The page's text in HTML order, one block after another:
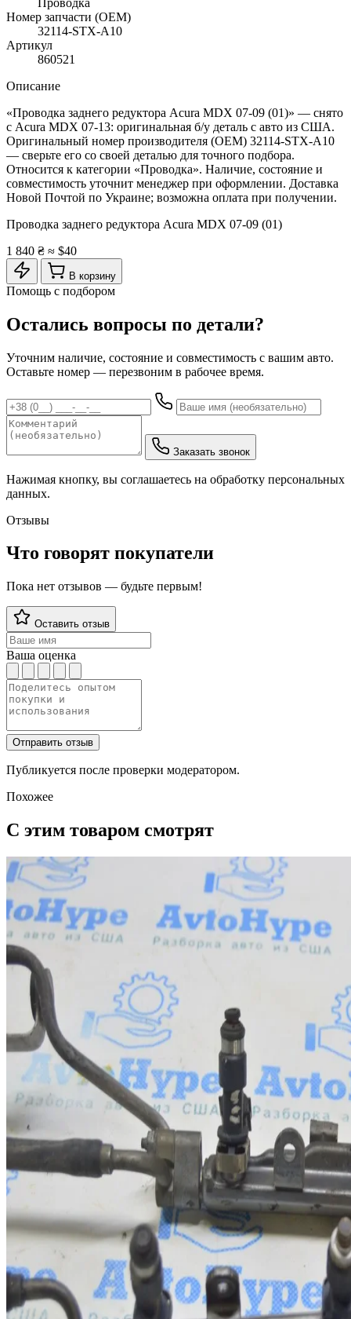
Номер запчасти (OEM)
32114-STX-A10
Артикул
860521
Описание
«Проводка заднего редуктора Acura MDX 07-09 (01)» — снято
с Acura MDX 07-13: оригинальная б/у деталь с авто из США.
Оригинальный номер производителя (OEM) 32114-STX-A10
— сверьте его со своей деталью для точного подбора.
Относится к категории «Проводка». Наличие, состояние и
совместимость уточнит менеджер при оформлении. Доставка
Новой Почтой по Украине; возможна оплата при получении.
Проводка заднего редуктора Acura MDX 07-09 (01)
1 840 ₴ ≈ $40
В корзину
Помощь с подбором
Остались вопросы по детали?
Уточним наличие, состояние и совместимость с вашим авто.
Оставьте номер — перезвоним в рабочее время.
Заказать звонок
Нажимая кнопку, вы соглашаетесь на обработку персональных
данных.
Отзывы
Что говорят покупатели
Пока нет отзывов — будьте первым!
Оставить отзыв
Ваша оценка
Отправить отзыв
Публикуется после проверки модератором.
Похожее
С этим товаром смотрят